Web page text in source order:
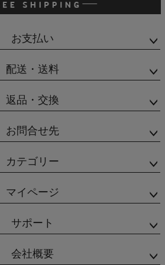
お支払い
配送・送料
返品・交換
お問合せ先
カテゴリー
マイページ
サポート
会社概要